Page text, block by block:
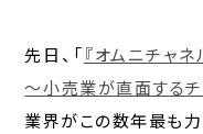
先日、「『オムニチャ
～小売業が直面する
業界がこの数年最も力